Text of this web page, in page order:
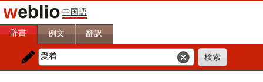
中国語
辞書 例文 翻訳